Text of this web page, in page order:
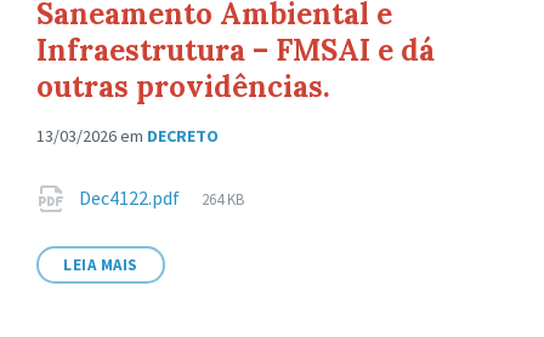
Saneamento Ambiental e
Infraestrutura – FMSAI e dá
outras providências.
13/03/2026em DECRETO
Anexos
Dec4122.pdf
Tamanho
264 KB
LEIA MAIS